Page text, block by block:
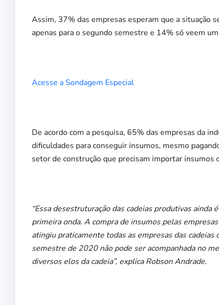
Assim, 37% das empresas esperam que a situação
apenas para o segundo semestre e 14% só veem
Acesse a Sondagem Especial
De acordo com a pesquisa, 65% das empresas da
dificuldades para conseguir insumos, mesmo
setor de construção que precisam importar insumos
“Essa desestruturação das cadeias produtivas
primeira onda. A compra de insumos pelas
atingiu praticamente todas as empresas das
semestre de 2020 não pode ser acompanhada no
diversos elos da cadeia”, explica Robson Andrade.